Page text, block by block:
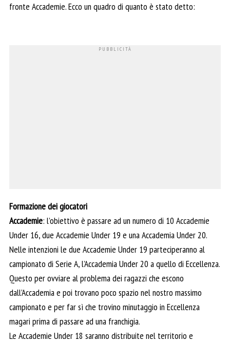
fronte Accademie. Ecco un quadro di quanto è stato detto:
Formazione dei giocatori
Accademie: l’obiettivo è passare ad un numero di 10 Accademie
Under 16, due Accademie Under 19 e una Accademia Under 20.
Nelle intenzioni le due Accademie Under 19 parteciperanno al
campionato di Serie A, l’Accademia Under 20 a quello di Eccellenza.
Questo per ovviare al problema dei ragazzi che escono
dall’Accademia e poi trovano poco spazio nel nostro massimo
campionato e per far sì che trovino minutaggio in Eccellenza
magari prima di passare ad una franchigia.
Le Accademie Under 18 saranno distribuite nel territorio e